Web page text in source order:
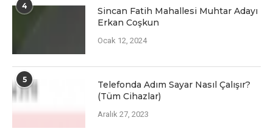
4
Sincan Fatih Mahallesi Muhtar Adayı
Erkan Coşkun
Ocak 12, 2024
5
Telefonda Adım Sayar Nasıl Çalışır?
(Tüm Cihazlar)
Aralık 27, 2023